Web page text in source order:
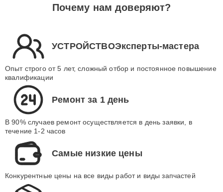
Почему нам доверяют?
УСТРОЙСТВОЭксперты-мастера
Опыт строго от 5 лет, сложный отбор и постоянное повышение
квалификации
Ремонт за 1 день
В 90% случаев ремонт осуществляется в день заявки, в
течение 1-2 часов
Самые низкие цены
Конкурентные цены на все виды работ и виды запчастей